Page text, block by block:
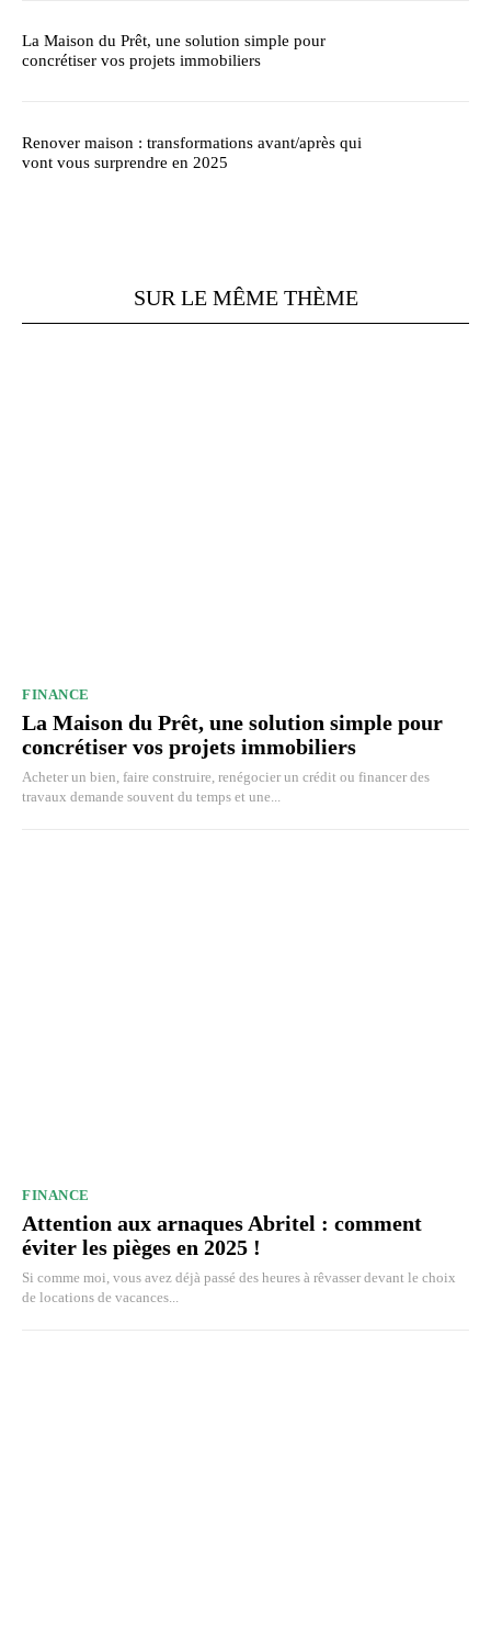
La Maison du Prêt, une solution simple pour
concrétiser vos projets immobiliers
Renover maison : transformations avant/après qui
vont vous surprendre en 2025
SUR LE MÊME THÈME
FINANCE
La Maison du Prêt, une solution simple pour
concrétiser vos projets immobiliers
Acheter un bien, faire construire, renégocier un crédit ou financer des
travaux demande souvent du temps et une...
FINANCE
Attention aux arnaques Abritel : comment
éviter les pièges en 2025 !
Si comme moi, vous avez déjà passé des heures à rêvasser devant le choix
de locations de vacances...